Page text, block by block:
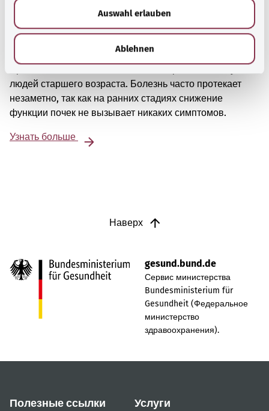
Auswahl erlauben
Ablehnen
Хроническая болезнь почек
людей старшего возраста. Болезнь часто протекает
незаметно, так как на ранних стадиях снижение
функции почек не вызывает никаких симптомов.
Узнать больше
Наверх
gesund.bund.de
Сервис министерства
Bundesministerium für
Gesundheit (Федеральное
министерство
здравоохранения).
Полезные ссылки Услуги